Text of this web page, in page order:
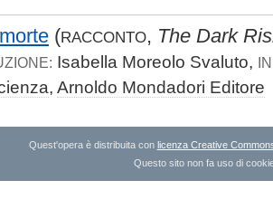
(RACCONTO, The Dark
Isabella Moreolo Svaluto, IN
, Arnoldo Mondadori Editore
Quest'opera è distribuita con licenza Creative
Questo sito non fa uso di